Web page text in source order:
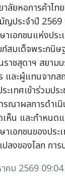
ลัยหอการค้าไท
ญประจำปี 2569
เอกชนแห่งประ
สมเด็จพระกนิษ
ราชสุดาฯ สยาม
และผู้แทนจากส
ะเทศเข้าร่วมป
รณาผลการดำเ
ห็น และกำหนด
เอกชนของประ
ลงของโลก กา
คม 2569